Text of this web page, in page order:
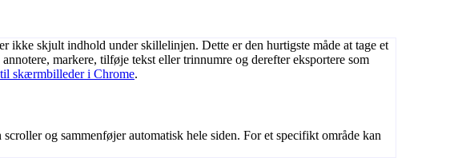
skjult indhold under skillelinjen. Dette er den hurtigste måde at tage et
markere, tilføje tekst eller trinnumre og derefter eksportere som
skærmbilleder i Chrome.
scroller og sammenføjer automatisk hele siden. For et specifikt område kan